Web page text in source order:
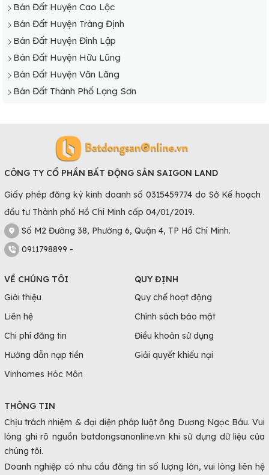
Bán Đất Huyện Cao Lộc
Bán Đất Huyện Tràng Định
Bán Đất Huyện Đình Lập
Bán Đất Huyện Hữu Lũng
Bán Đất Huyện Văn Lãng
Bán Đất Thành Phố Lạng Sơn
CÔNG TY CỔ PHẦN BẤT ĐỘNG SẢN SAIGON LAND
Giấy phép đăng ký kinh doanh số 0315459774 do Sở Kế hoạch
đầu tư Thành phố Hồ Chí Minh cấp 04/01/2019.
Số M2 Đường 38, Phường 6, Quận 4, TP Hồ Chí Minh.
0911798899 -
VỀ CHÚNG TÔI
Giới thiệu
Liên hệ
Chi phí đăng tin
Hướng dẫn nạp tiền
Vinhomes Hóc Môn
QUY ĐỊNH
Quy chế hoạt động
Chính sách bảo mật
Điều khoản sử dụng
Giải quyết khiếu nại
THÔNG TIN
Chịu trách nhiệm & đại diện pháp luật ông Dương Ngọc Báu. Vui
lòng ghi rõ nguồn batdongsanonline.vn khi sử dụng dữ liệu của
chúng tôi.
Doanh nghiệp có nhu cầu đăng tin số lượng lớn, vui lòng liên hệ